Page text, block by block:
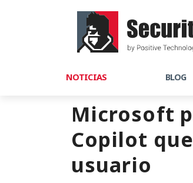
NOTICIAS BLOG
Microsoft
Copilot
usuario